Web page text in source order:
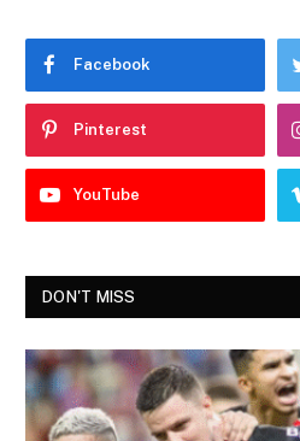
Facebook
Pinterest
YouTube
DON'T MISS